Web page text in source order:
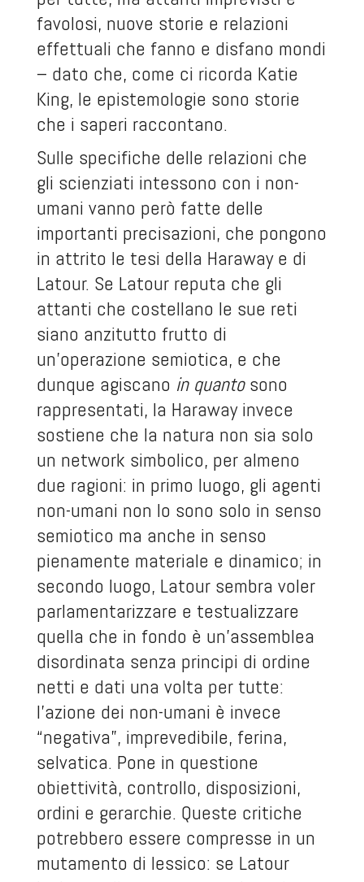
favolosi, nuove storie e relazioni
effettuali che fanno e disfano mondi
– dato che, come ci ricorda Katie
King, le epistemologie sono storie
che i saperi raccontano.
Sulle specifiche delle relazioni che
gli scienziati intessono con i non-
umani vanno però fatte delle
importanti precisazioni, che pongono
in attrito le tesi della Haraway e di
Latour. Se Latour reputa che gli
attanti che costellano le sue reti
siano anzitutto frutto di
un’operazione semiotica, e che
dunque agiscano in quantosono
rappresentati, la Haraway invece
sostiene che la natura non sia solo
un network simbolico, per almeno
due ragioni: in primo luogo, gli agenti
non-umani non lo sono solo in senso
semiotico ma anche in senso
pienamente materiale e dinamico; in
secondo luogo, Latour sembra voler
parlamentarizzare e testualizzare
quella che in fondo è un’assemblea
disordinata senza principi di ordine
netti e dati una volta per tutte:
l’azione dei non-umani è invece
“negativa”, imprevedibile, ferina,
selvatica. Pone in questione
obiettività, controllo, disposizioni,
ordini e gerarchie. Queste critiche
potrebbero essere compresse in un
mutamento di lessico: se Latour